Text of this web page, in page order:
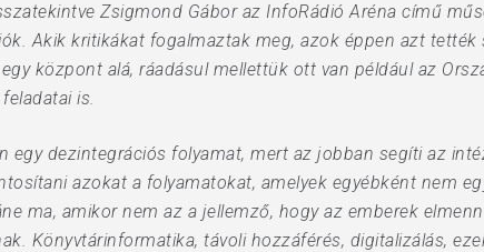
Zsigmond Gábor az InfoRádió Aréna című
Akik kritikákat fogalmaztak meg, azok éppen azt
központ alá, ráadásul mellettük ott van például az
is.
egy dezintegrációs folyamat, mert az jobban segíti az
azokat a folyamatokat, amelyek egyébként nem
ma, amikor nem az a jellemző, hogy az emberek
Könyvtárinformatika, távoli hozzáférés, digitalizálás,